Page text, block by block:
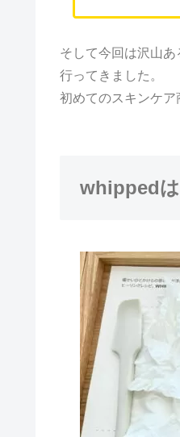
そして今回は沢山あ
行ってきました。
初めてのスキンケ
whipped